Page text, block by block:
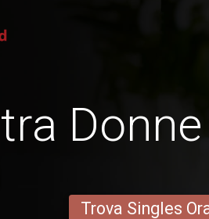
Trova Singles